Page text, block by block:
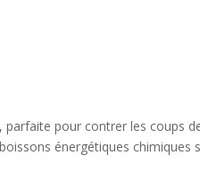
pour contrer les coups
énergétiques